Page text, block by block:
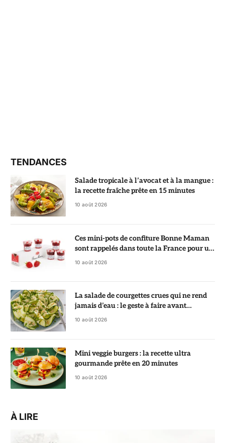
TENDANCES
Salade tropicale à l’avocat et à la mangue :
la recette fraîche prête en 15 minutes
10 août 2026
Ces mini-pots de confiture Bonne Maman
sont rappelés dans toute la France pour un
risque de bris de verre
10 août 2026
La salade de courgettes crues qui ne rend
jamais d’eau : le geste à faire avant
d’assaisonner
10 août 2026
Mini veggie burgers : la recette ultra
gourmande prête en 20 minutes
10 août 2026
À LIRE